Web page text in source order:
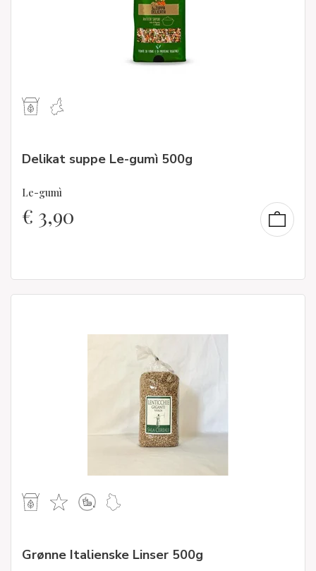
Delikat suppe Le-gumì 500g
Le-gumì
€ 3,90
Grønne Italienske Linser 500g